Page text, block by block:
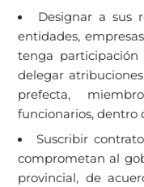
Designar a sus
entidades,
tenga participación
delegar
prefecta,
funcionarios, dentro
Suscribir
comprometan al
provincial, de